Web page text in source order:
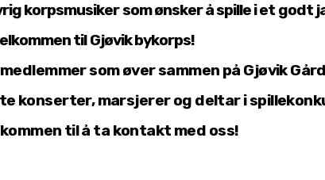
korpsmusiker som ønsker å spille i et godt
Gjøvik bykorps!
som øver sammen på Gjøvik
konserter, marsjerer og deltar i
til å ta kontakt med oss!